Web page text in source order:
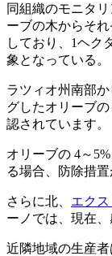
同組織のモニタ
ーブの木からそ
しており、1ヘク
象となっている。
ラツィオ州南部
グしたオリーブ
認されています。
オリーブの 4～
る場合、防除措置
さらに北、 エク
ーノでは、現在、
近隣地域の生産者